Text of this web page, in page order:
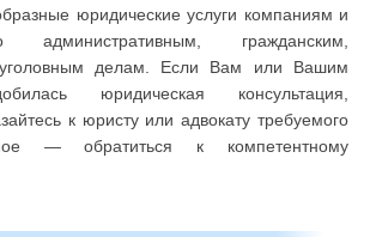
юридические услуги компаниям и
гражданским,
делам. Если Вам или Вашим
юридическая консультация,
к юристу или адвокату требуемого
— обратиться к компетентному